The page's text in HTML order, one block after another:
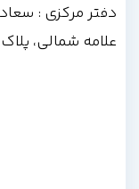
دفتر مرکزی :
علامه شمالی، پلاک 63، واحد 1